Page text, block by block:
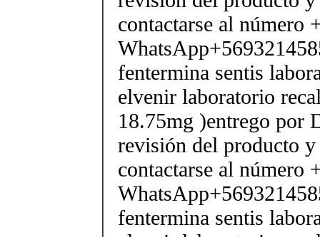
contactarse al número
fentermina sentis
elvenir laboratorio
18.75mg )entrego por
revisión del producto
contactarse al número
fentermina sentis